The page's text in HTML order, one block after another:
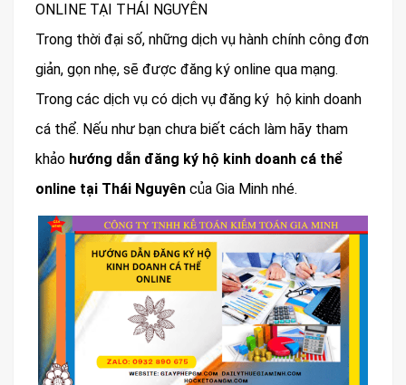
ONLINE TẠI THÁI NGUYÊN
Trong thời đại số, những dịch vụ hành chính công đơn
giản, gọn nhẹ, sẽ được đăng ký online qua mạng.
Trong các dịch vụ có dịch vụ đăng ký hộ kinh doanh
cá thể. Nếu như bạn chưa biết cách làm hãy tham
khảo hướng dẫn đăng ký hộ kinh doanh cá thể
online tại Thái Nguyên của Gia Minh nhé.